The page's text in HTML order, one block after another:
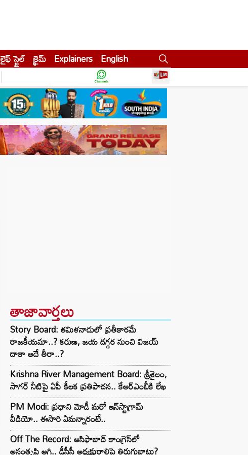
లైఫ్ స్టైల్ క్రైమ్ Explainers English
తాజావార్తలు
Story Board: తమిళనాడులో ప్రతీకారమే
రాజకీయమా..? కరుణ, జయ దగ్గర నుంచి విజయ్
దాకా అదే తీరా..?
Krishna River Management Board: శ్రీశైలం,
సాగర్ నీటిపై ఏపీ కీలక ప్రతిపాదన.. కేఆర్ఎంబీకి లేఖ
PM Modi: ప్రధాని మోడీ మరో ఇన్‌స్టాగ్రామ్
వీడియో.. ఈసారి ఏమన్నారంటే..
Off The Record: ఆసిఫాబాద్ కాంగ్రెస్‌లో
అసంతృప్తి అగ్గి.. డీసీసీ అధ్యక్షురాలిపై తిరుగుబాటు?